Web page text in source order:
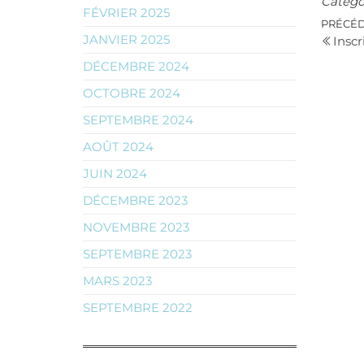
de
Article
FÉVRIER 2025
JANVIER 2025
DÉCEMBRE 2024
OCTOBRE 2024
SEPTEMBRE 2024
AOÛT 2024
JUIN 2024
DÉCEMBRE 2023
NOVEMBRE 2023
SEPTEMBRE 2023
MARS 2023
SEPTEMBRE 2022